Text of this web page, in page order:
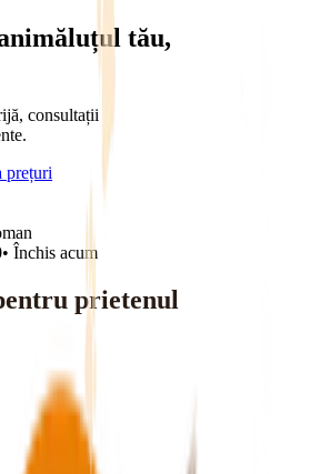
tău,
consultații
prețuri
• Închis acum
prietenul